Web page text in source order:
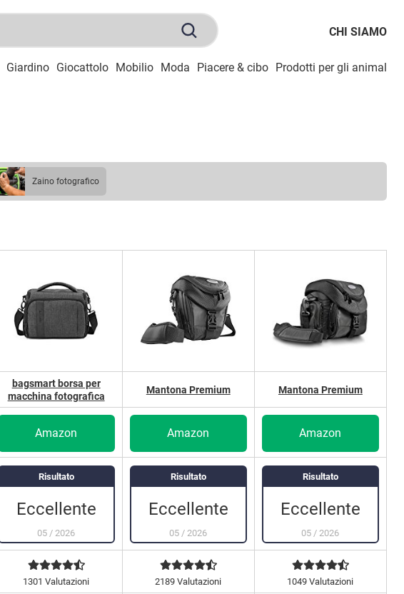
CHI SIAMO
Giardino Giocattolo Mobilio Moda Piacere & cibo Prodotti per gli animali
zaino fotografico
Risultato
Eccellente
05 / 2026
bagsmart borsa per
macchina fotografica
1301 Valutazioni
Amazon
Risultato
Eccellente
05 / 2026
Mantona Premium
2189 Valutazioni
Amazon
Risultato
Eccellente
05 / 2026
Mantona Premium
1049 Valutazioni
Amazon